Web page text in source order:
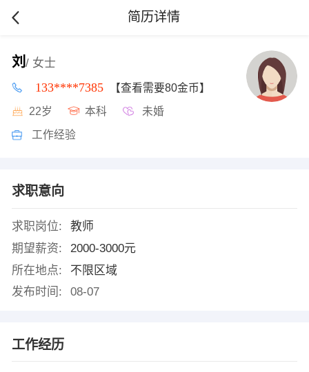
简历详情
刘 / 女士
133****7385 【查看需要80金币】
22岁 本科 未婚
工作经验
求职意向
求职岗位:
教师
期望薪资:
2000-3000元
所在地点:
不限区域
发布时间:
08-07
工作经历